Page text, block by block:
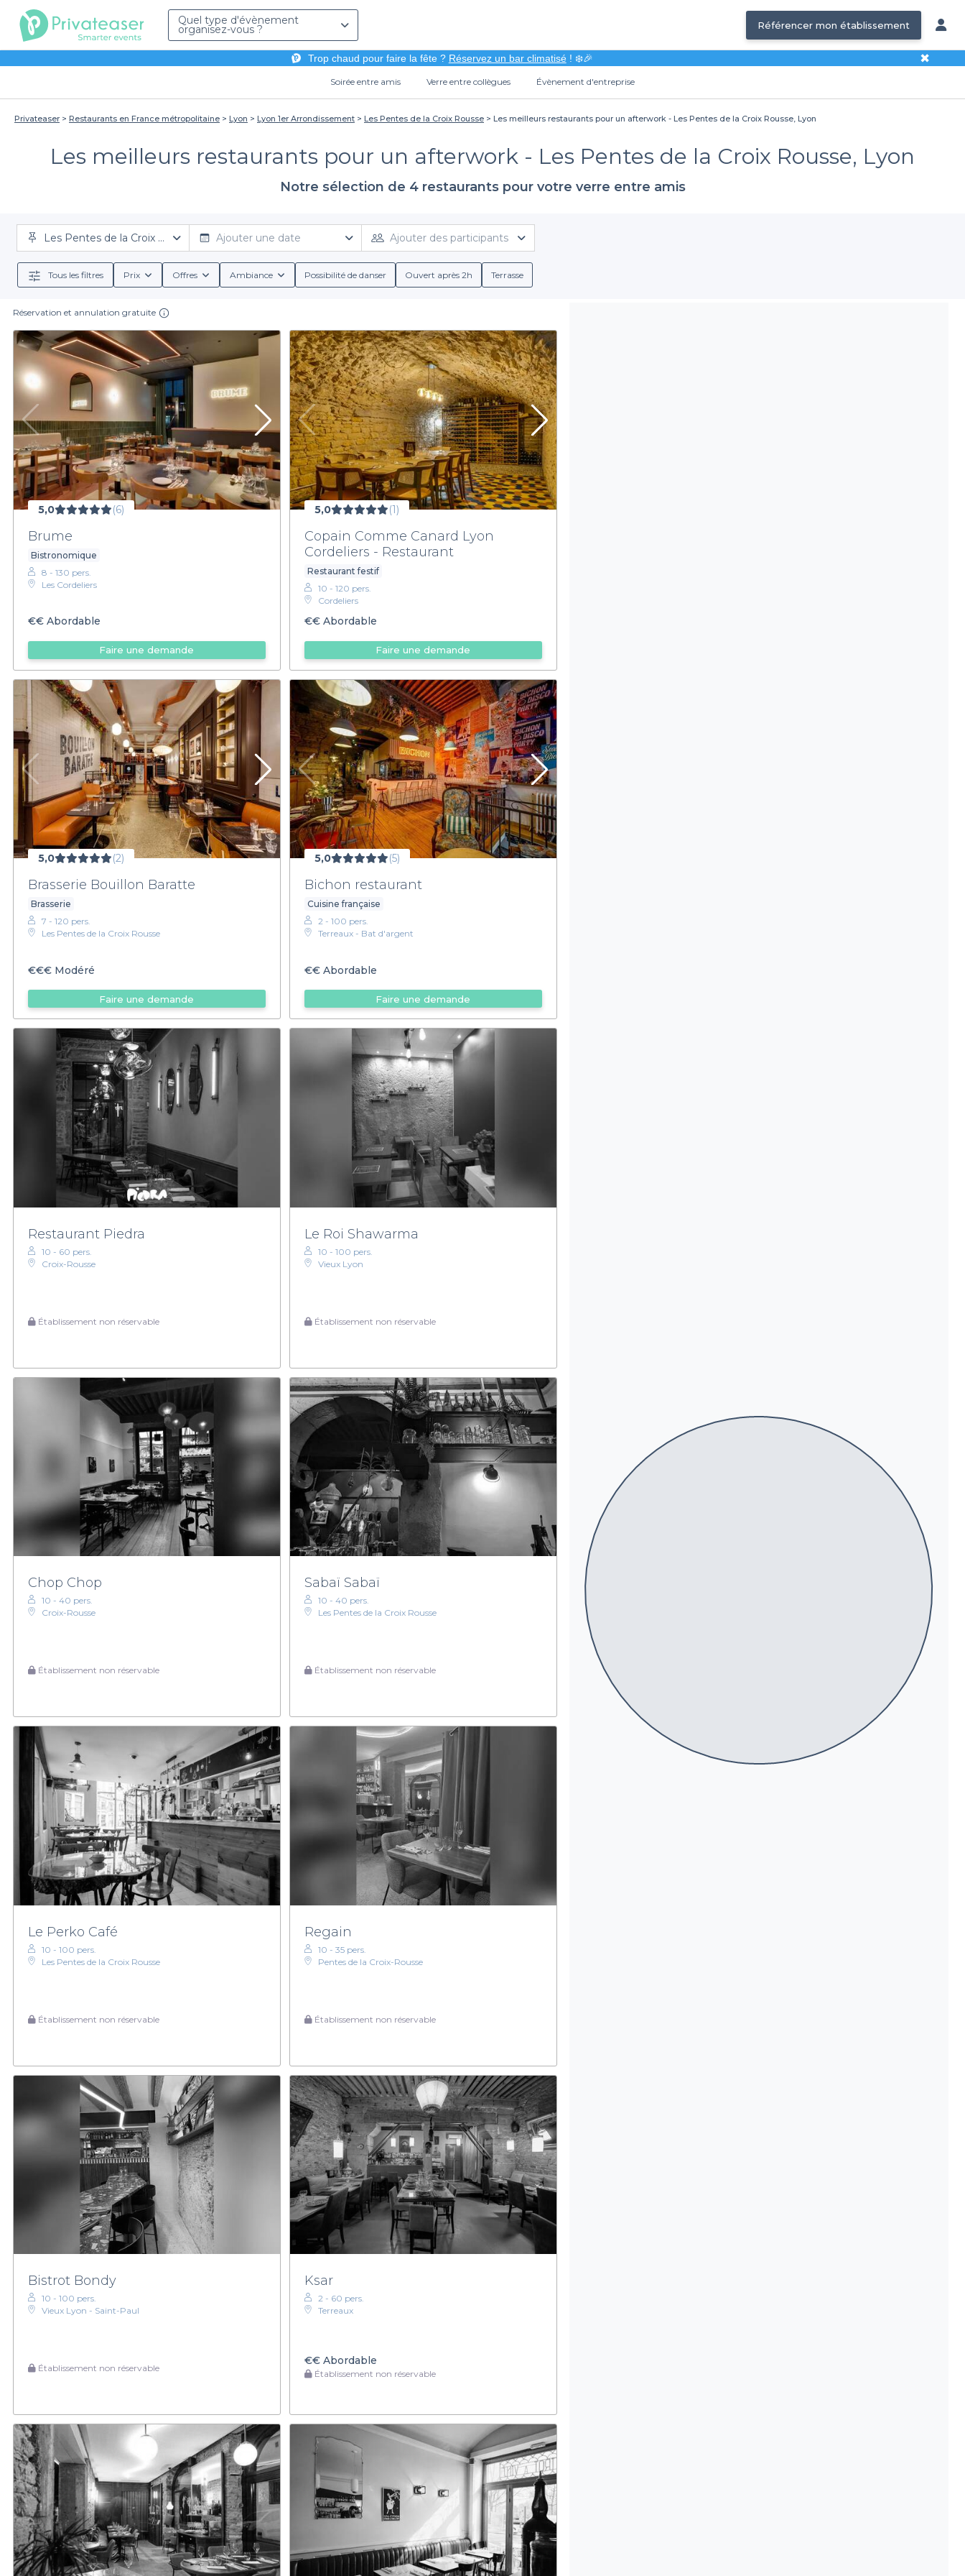
Quel type d'évènement
organisez-vous ? Référencer mon établissement
Trop chaud pour faire la fête ? Réservez un bar climatisé! ❄️🎉 ✖
Soirée entre amis Verre entre collègues Évènement d'entreprise
Privateaser Restaurants en France métropolitaine Lyon Lyon 1er Arrondissement Les Pentes de la Croix Rousse Les meilleurs restaurants pour un afterwork - Les Pentes de la Croix Rousse, Lyon
Les meilleurs restaurants pour un afterwork - Les Pentes de la Croix Rousse, Lyon
Notre sélection de 4 restaurants pour votre verre entre amis
Les Pentes de la Croix Rousse Ajouter une date Ajouter des participants
Tous les filtres Prix Offres Ambiance Possibilité de danser Ouvert après 2h Terrasse
Réservation et annulation gratuite
5,0 (6)
Brume
Bistronomique
8 - 130 pers.
Les Cordeliers
€€ Abordable
Faire une demande
5,0 (1)
Copain Comme Canard Lyon
Cordeliers - Restaurant
Restaurant festif
10 - 120 pers.
Cordeliers
€€Abordable
Faire une demande
5,0 (2)
Brasserie Bouillon Baratte
Brasserie
7 - 120 pers.
Les Pentes de la Croix Rousse
€€€ Modéré
Faire une demande
5,0 (5)
Bichon restaurant
Cuisine française
2 - 100 pers.
Terreaux - Bat d'argent
€€Abordable
Faire une demande
Restaurant Piedra
10 - 60 pers.
Croix-Rousse
Établissement non réservable
Le Roi Shawarma
10 - 100 pers.
Vieux Lyon
Établissement non réservable
Chop Chop
10 - 40 pers.
Croix-Rousse
Établissement non réservable
Sabaï Sabaï
10 - 40 pers.
Les Pentes de la Croix Rousse
Établissement non réservable
Le Perko Café
10 - 100 pers.
Les Pentes de la Croix Rousse
Établissement non réservable
Regain
10 - 35 pers.
Pentes de la Croix-Rousse
Établissement non réservable
Bistrot Bondy
10 - 100 pers.
Vieux Lyon - Saint-Paul
Établissement non réservable
Ksar
2 - 60 pers.
Terreaux
€€Abordable
Établissement non réservable